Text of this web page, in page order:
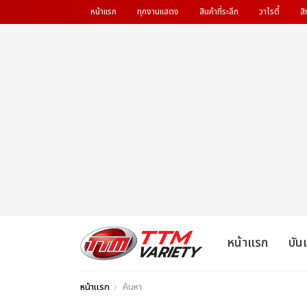
หน้าแรก ทุกงานแสดง สินค้าที่ระลึก วาไรตี้ สิ
หน้าแรก บัน
หน้าแรก ค้นหา